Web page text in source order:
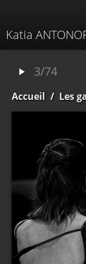
Katia
3/74
Accueil / Les